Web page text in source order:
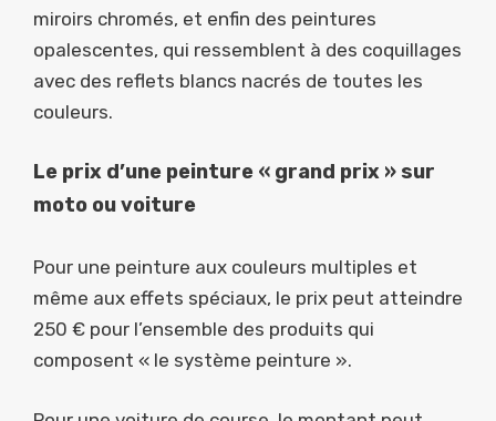
miroirs chromés, et enfin des peintures
opalescentes, qui ressemblent à des coquillages
avec des reflets blancs nacrés de toutes les
couleurs.
Le prix d’une peinture « grand prix » sur
moto ou voiture
Pour une peinture aux couleurs multiples et
même aux effets spéciaux, le prix peut atteindre
250 € pour l’ensemble des produits qui
composent « le système peinture ».